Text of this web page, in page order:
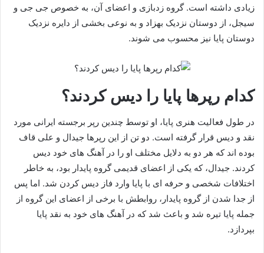
زیادی داشته است. گروه زدبازی و اعضای آن، به خصوص جی‌ جی و
سیجل، از دوستان نزدیک بهزاد و به نوعی بخشی از دایره‌ نزدیک
دوستان پایا نیز محسوب می‌ شوند.
کدام رپرها پایا را دیس کردند؟
در طول فعالیت هنری پایا، او توسط چندین رپر برجسته‌ ایرانی مورد
نقد و دیس قرار گرفته است. دو تن از این رپرها جیدال و علی قاف
بوده‌ اند که هر دو به دلایل مختلف او را در آهنگ‌ های خود دیس
کردند. جیدال، که یکی از اعضای قدیمی گروه پایدار بود، به خاطر
اختلافات شخصی و حرفه‌ ای با پایا وارد فاز دیس کردن شد. اما پس
از جدا شدن از گروه پایدار، روابطش با برخی از اعضای این گروه از
جمله پایا تیره شد و باعث شد که در آهنگ‌ های خود به نقد پایا
بپردازد.